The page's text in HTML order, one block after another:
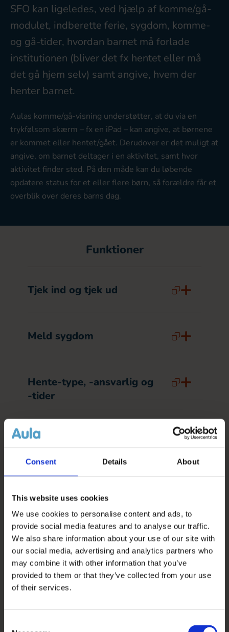
Consent Details About
This website uses cookies
We use cookies to personalise content and ads, to
provide social media features and to analyse our traffic.
We also share information about your use of our site with
our social media, advertising and analytics partners who
may combine it with other information that you’ve
provided to them or that they’ve collected from your use
of their services.
SFO kan ligeledes, ved hjælp af komme/gå-
modulet, indberette ferie, sygdom, komme-
og gå-tider, hvordan barnet må forlade
institutionen (bliver det fx hentet eller må
det gå hjem selv) samt angive, hvem der
henter barnet.
Aulas komme/gå-visning understøtter, at du via en
trykfølsom skærm – fx en iPad – kan angive, at børnene
er kommet eller hentet/gået. Derudover er det muligt at
angive, om barnet deltager i en aktivitet, samt hvor
aktivitet finder sted. På den måde kan du løbende
opdatere status for et eller flere børn, så forældre får et
overblik over deres barns dag.
Funktioner
Tjek ind og tjek ud
Meld sygdom
Hente-type, -ansvarlig og
-tider
Ferie/fri
fritidsaktiviteter
Sovetider
For medarbejdere